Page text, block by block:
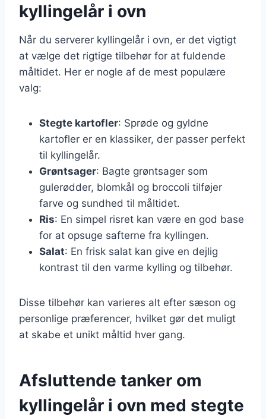
kyllingelår i ovn
Når du serverer kyllingelår i ovn, er det vigtigt
at vælge det rigtige tilbehør for at fuldende
måltidet. Her er nogle af de mest populære
valg:
Stegte kartofler: Sprøde og gyldne
kartofler er en klassiker, der passer perfekt
til kyllingelår.
Grøntsager: Bagte grøntsager som
gulerødder, blomkål og broccoli tilføjer
farve og sundhed til måltidet.
Ris: En simpel risret kan være en god base
for at opsuge safterne fra kyllingen.
Salat: En frisk salat kan give en dejlig
kontrast til den varme kylling og tilbehør.
Disse tilbehør kan varieres alt efter sæson og
personlige præferencer, hvilket gør det muligt
at skabe et unikt måltid hver gang.
Afsluttende tanker om
kyllingelår i ovn med stegte